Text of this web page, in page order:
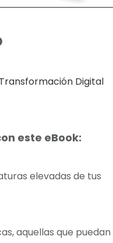
Digital
este eBook:
elevadas de tus
aquellas que puedan